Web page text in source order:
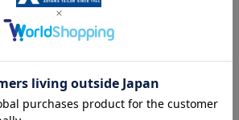
濯が可能、洗濯ネットに入れて洗ってい
ンガーにかけてシャワーで汚れを洗い流
い抜群の着心地。